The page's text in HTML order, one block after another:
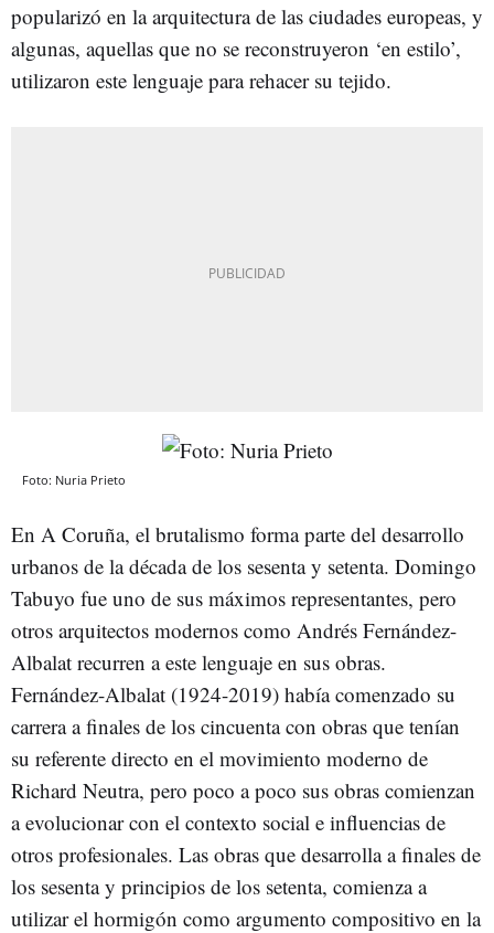
popularizó en la arquitectura de las ciudades europeas, y
algunas, aquellas que no se reconstruyeron ‘en estilo’,
utilizaron este lenguaje para rehacer su tejido.
Foto: Nuria Prieto
En A Coruña, el brutalismo forma parte del desarrollo
urbanos de la década de los sesenta y setenta. Domingo
Tabuyo fue uno de sus máximos representantes, pero
otros arquitectos modernos como Andrés Fernández-
Albalat recurren a este lenguaje en sus obras.
Fernández-Albalat (1924-2019) había comenzado su
carrera a finales de los cincuenta con obras que tenían
su referente directo en el movimiento moderno de
Richard Neutra, pero poco a poco sus obras comienzan
a evolucionar con el contexto social e influencias de
otros profesionales. Las obras que desarrolla a finales de
los sesenta y principios de los setenta, comienza a
utilizar el hormigón como argumento compositivo en la